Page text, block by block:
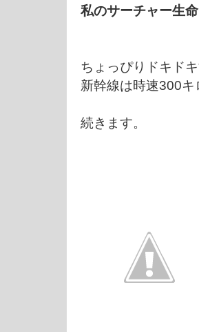
私のサーチャー生
ちょっぴりドキド
新幹線は時速300
続きます。